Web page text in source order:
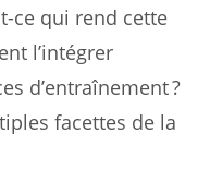
ce qui rend cette
l’intégrer
d’entraînement ?
facettes de la